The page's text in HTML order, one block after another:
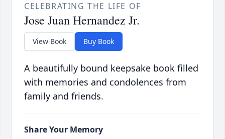
CELEBRATING THE LIFE OF
Jose Juan Hernandez Jr.
View Book Buy Book
A beautifully bound keepsake book filled
with memories and condolences from
family and friends.
Share Your Memory